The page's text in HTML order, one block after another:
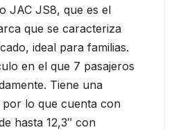
JAC JS8, que es el
que se caracteriza
ideal para familias.
en el que 7 pasajeros
Tiene una
lo que cuenta con
hasta 12,3″ con